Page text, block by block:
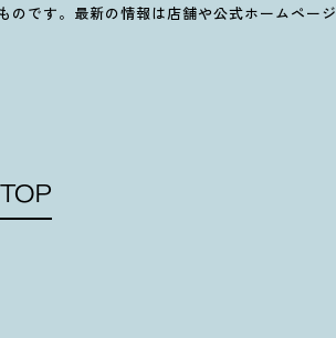
です。最新の情報は店舗や公式ホームページ